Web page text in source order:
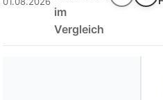
im
Vergleich